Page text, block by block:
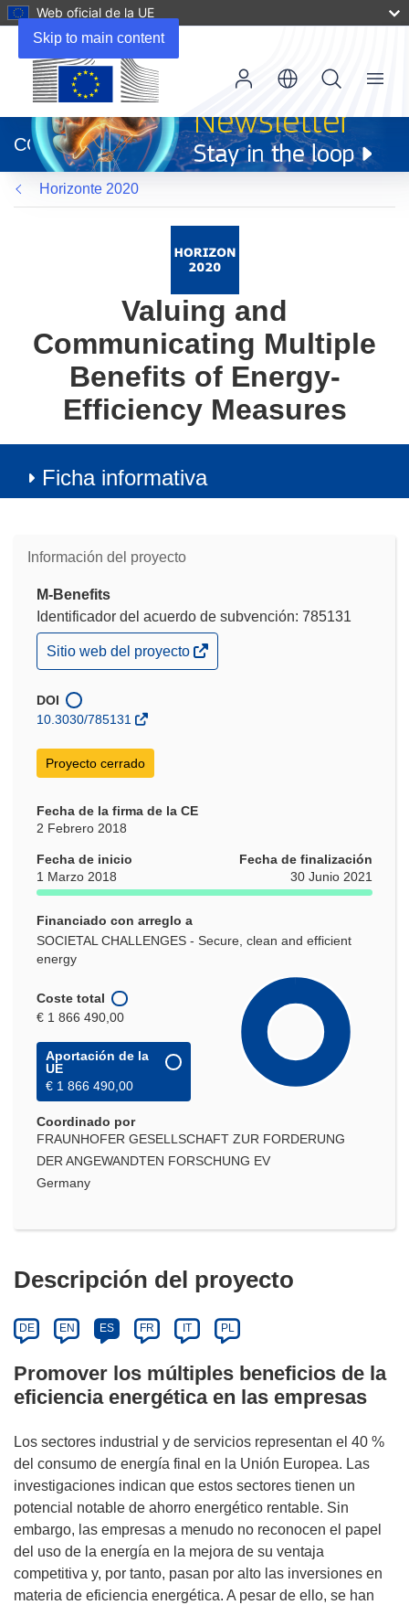
Skip to main content
Web oficial de la UE
abrirá
en
una
nueva
ventana)
CORDIS
Menu
Horizonte 2020
Valuing and
Communicating Multiple
Benefits of Energy-
Efficiency Measures
Ficha informativa
Información del proyecto
M-Benefits
Identificador del acuerdo de subvención: 785131
(se
abrirá
una
nueva
Sitio web del proyecto
DOI
10.3030/785131
Proyecto cerrado
Fecha de la firma de la CE
2 Febrero 2018
Fecha de inicio
1 Marzo 2018
Fecha de finalización
30 Junio 2021
Financiado con arreglo a
SOCIETAL CHALLENGES - Secure, clean and efficient
energy
Coste total
€ 1 866 490,00
Aportación de la
UE
€ 1 866 490,00
Coordinado por
FRAUNHOFER GESELLSCHAFT ZUR FORDERUNG
DER ANGEWANDTEN FORSCHUNG EV
Germany
Descripción del proyecto
DE EN ES FR IT PL
Promover los múltiples beneficios de la
eficiencia energética en las empresas
Los sectores industrial y de servicios representan el 40 %
del consumo de energía final en la Unión Europea. Las
investigaciones indican que estos sectores tienen un
potencial notable de ahorro energético rentable. Sin
embargo, las empresas a menudo no reconocen el papel
del uso de la energía en la mejora de su ventaja
competitiva y, por tanto, pasan por alto las inversiones en
materia de eficiencia energética. A pesar de ello, se han